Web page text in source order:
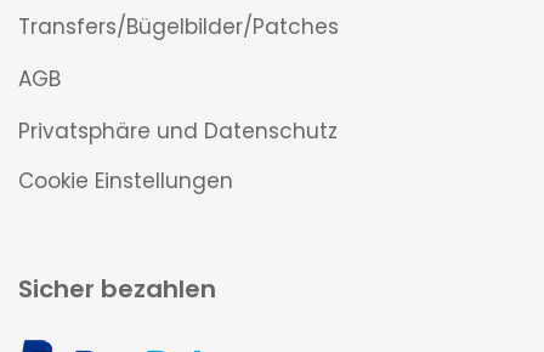
Transfers/Bügelbilder/Patches
AGB
Privatsphäre und Datenschutz
Cookie Einstellungen
Sicher bezahlen